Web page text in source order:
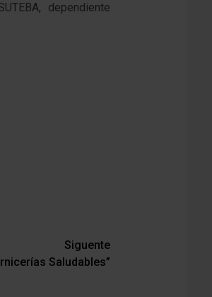
dependiente
Siguente
Saludables”